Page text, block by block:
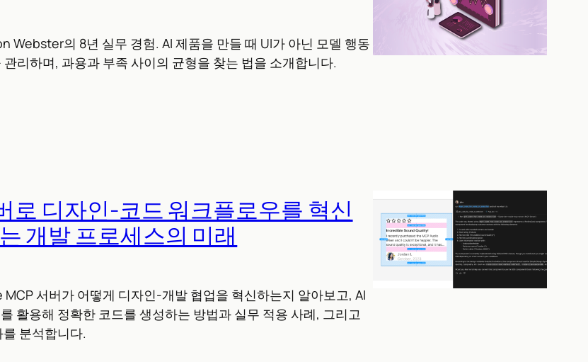
Webster의 8년 실무 경험. AI 제품을 만들 때 UI가 아닌 모델 행동
리하며, 과용과 부족 사이의 균형을 찾는 법을 소개합니다.
로 디자인-코드 워크플로우를 혁신
개발 프로세스의 미래
서버가 어떻게 디자인-개발 협업을 혁신하는지 알아보고, AI
활용해 정확한 코드를 생성하는 방법과 실무 적용 사례, 그리고
분석합니다.